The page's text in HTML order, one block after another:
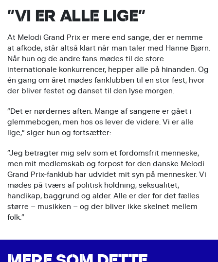
”VI ER ALLE LIGE”
At Melodi Grand Prix er mere end sange, der er nemme
at afkode, står altså klart når man taler med Hanne Bjørn.
Når hun og de andre fans mødes til de store
internationale konkurrencer, hepper alle på hinanden. Og
én gang om året mødes fanklubben til en stor fest, hvor
der bliver festet og danset til den lyse morgen.
”Det er nørdernes aften. Mange af sangene er gået i
glemmebogen, men hos os lever de videre. Vi er alle
lige,” siger hun og fortsætter:
”Jeg betragter mig selv som et fordomsfrit menneske,
men mit medlemskab og forpost for den danske Melodi
Grand Prix-fanklub har udvidet mit syn på mennesker. Vi
mødes på tværs af politisk holdning, seksualitet,
handikap, baggrund og alder. Alle er der for det fælles
større – musikken – og der bliver ikke skelnet mellem
folk.”